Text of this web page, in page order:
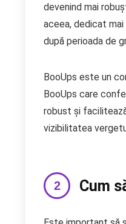
devenind mai
aceea, dedicat
după perioada de
BooUps este un
BooUps care
robust și
vizibilitatea
Cum